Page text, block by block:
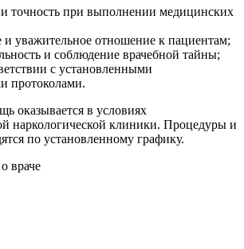
и точность при выполнении медицинских
и уважительное отношение к пациентам;
и соблюдение врачебной тайны;
с установленными
протоколами.
оказывается в условиях
наркологической клиники. Процедуры и
по установленному графику.
враче